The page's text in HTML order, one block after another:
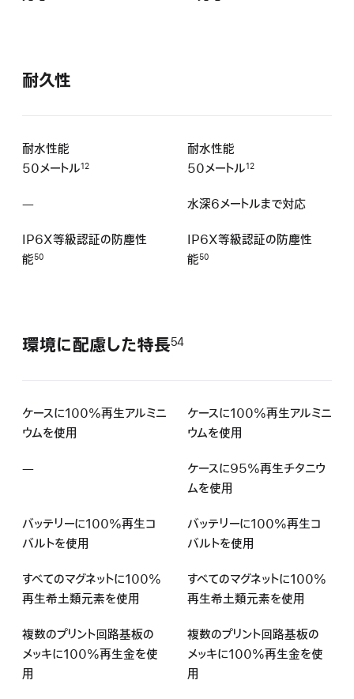
耐久性
耐水性能
50メートル12
耐水性能
50メートル12
—
な
し
水深6メートルまで対応
IP6X等級認証の防塵性
能50
IP6X等級認証の防塵性
能50
環境に配慮した特長54
ケースに100%再生アルミニ
ウムを使用
ケースに100%再生アルミニ
ウムを使用
—
し
ケースに95%再生チタニウ
ムを使用
バッテリーに100%再生コ
バルトを使用
バッテリーに100%再生コ
バルトを使用
すべてのマグネットに100%
再生希土類元素を使用
すべてのマグネットに100%
再生希土類元素を使用
複数のプリント回路基板の
メッキに100%再生金を使
用
複数のプリント回路基板の
メッキに100%再生金を使
用